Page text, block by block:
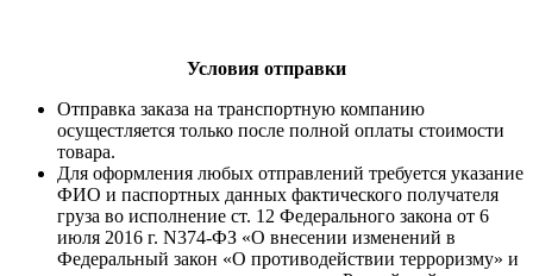
Условия отправки
Отправка заказа на транспортную компанию
осущестляется только после полной оплаты стоимости
товара.
Для оформления любых отправлений требуется указание
ФИО и паспортных данных фактического получателя
груза во исполнение ст. 12 Федерального закона от 6
июля 2016 г. N374-ФЗ «О внесении изменений в
Федеральный закон «О противодействии терроризму» и